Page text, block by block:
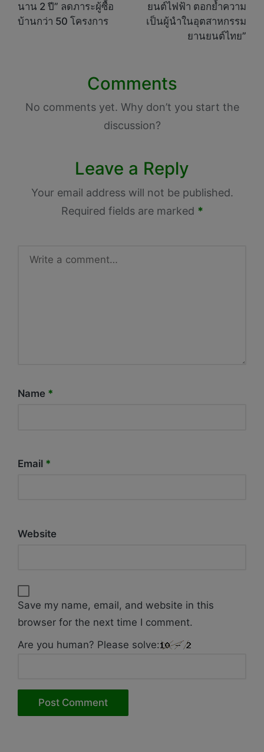
นาน 2 ปี” ลดภาระผู้ซื้อ
บ้านกว่า 50 โครงการ
ยนต์ไฟฟ้า ตอกย้ำความ
เป็นผู้นำในอุตสาหกรรม
ยานยนต์ไทย”
Comments
No comments yet. Why don’t you start the
discussion?
Leave a Reply
Your email address will not be published.
Required fields are marked *
Name *
Email *
Website
Save my name, email, and website in this
browser for the next time I comment.
Are you human? Please solve: